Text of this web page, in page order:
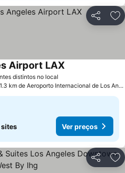
Partilhar
distintos no local
Airport LAX
a 1.3 km de Aeroporto Internacional de Los Angeles
sites Ver preços
Partilhar